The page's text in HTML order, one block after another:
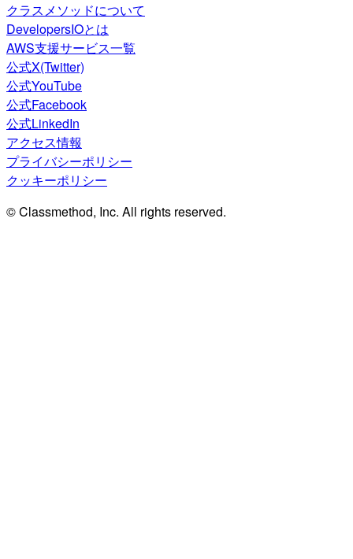
クラスメソッドについて
DevelopersIOとは
AWS支援サービス一覧
公式X(Twitter)
公式YouTube
公式Facebook
公式LinkedIn
アクセス情報
プライバシーポリシー
クッキーポリシー
© Classmethod, Inc. All rights reserved.